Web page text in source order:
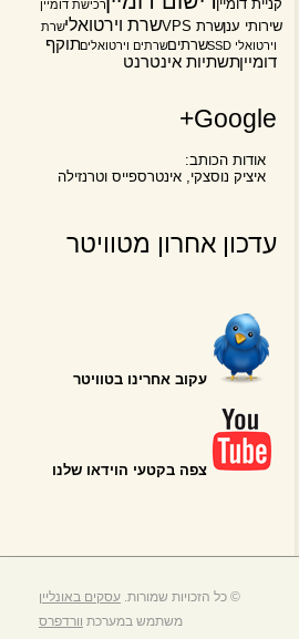
קניית דומיין רכישת דומיין
שירותי ענןשרת VPS שרת וירטואלישרת
וירטואלי SSD
שרתיםשרתים וירטואליםתוקף
דומייןתשתיות אינטרנט
Google+
אודות הכותב:
איציק נוסצקי, אינטרספייס וטרנזילה
עדכון אחרון מטוויטר
עקוב אחרינו בטוויטר
צפה בקטעי הוידאו שלנו
© כל הזכויות שמורות.עסקים באונליין
משתמש במערכתוורדפרס